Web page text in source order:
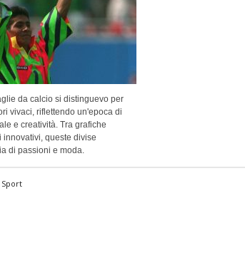
da calcio si distinguevo per
vivaci, riflettendo un'epoca di
e creatività. Tra grafiche
innovativi, queste divise
di passioni e moda.
Sport